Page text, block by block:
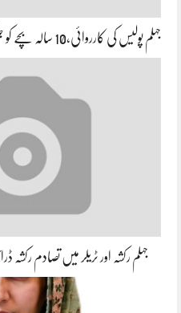
جہلم پولیس کی کارروائی،10 سالہ بچے کو جنسی زیادتی کا نشانہ بنانے والا ملزم…
جہلم رکشہ اور ٹریلر میں تصادم رکشہ